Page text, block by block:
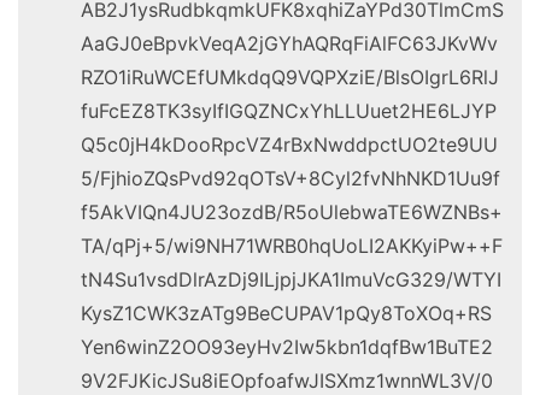
AB2J1ysRudbkqmkUFK8xqhiZaYPd30TlmCmS
AaGJ0eBpvkVeqA2jGYhAQRqFiAlFC63JKvWv
RZO1iRuWCEfUMkdqQ9VQPXziE/BlsOIgrL6RlJ
fuFcEZ8TK3syIfIGQZNCxYhLLUuet2HE6LJYP
Q5c0jH4kDooRpcVZ4rBxNwddpctUO2te9UU
5/FjhioZQsPvd92qOTsV+8Cyl2fvNhNKD1Uu9f
f5AkVIQn4JU23ozdB/R5oUlebwaTE6WZNBs+
TA/qPj+5/wi9NH71WRB0hqUoLI2AKKyiPw++F
tN4Su1vsdDlrAzDj9ILjpjJKA1ImuVcG329/WTYI
KysZ1CWK3zATg9BeCUPAV1pQy8ToXOq+RS
Yen6winZ2OO93eyHv2Iw5kbn1dqfBw1BuTE2
9V2FJKicJSu8iEOpfoafwJISXmz1wnnWL3V/0